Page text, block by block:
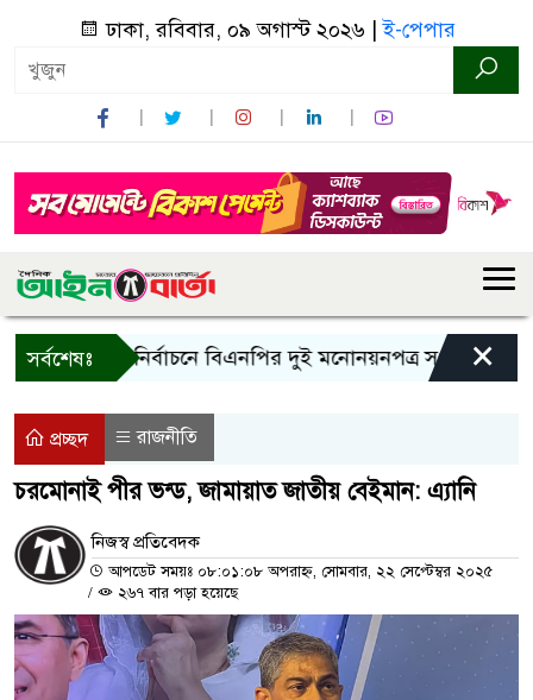
ঢাকা, রবিবার, ০৯ অগাস্ট ২০২৬ |ই-পেপার
সর্বশেষঃ
রাষ্ট্রপতি নির্বাচনে বিএনপির দুই মনোনয়নপত্র সংগ্রহ কাল
×
প্রচ্ছদ রাজনীতি
চরমোনাই পীর ভন্ড, জামায়াত জাতীয় বেইমান: এ্যানি
নিজস্ব প্রতিবেদক
আপডেট সময়ঃ ০৮:০১:০৮ অপরাহ্ন, সোমবার, ২২ সেপ্টেম্বর ২০২৫
/
২৬৭ বার পড়া হয়েছে